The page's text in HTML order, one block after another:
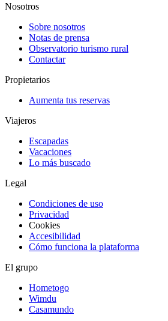
Nosotros
Sobre nosotros
Notas de prensa
Observatorio turismo rural
Contactar
Propietarios
Aumenta tus reservas
Viajeros
Escapadas
Vacaciones
Lo más buscado
Legal
Condiciones de uso
Privacidad
Cookies
Accesibilidad
Cómo funciona la plataforma
El grupo
Hometogo
Wimdu
Casamundo